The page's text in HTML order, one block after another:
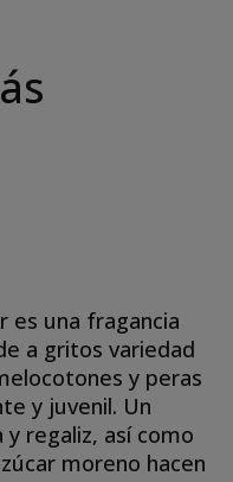
es una fragancia
a gritos variedad
y peras
y juvenil. Un
regaliz, así como
moreno hacen